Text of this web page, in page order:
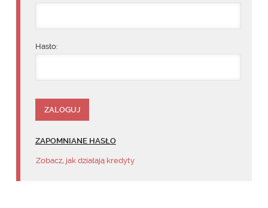
Hasło:
ZAPOMNIANE HASŁO
Zobacz, jak działają kredyty